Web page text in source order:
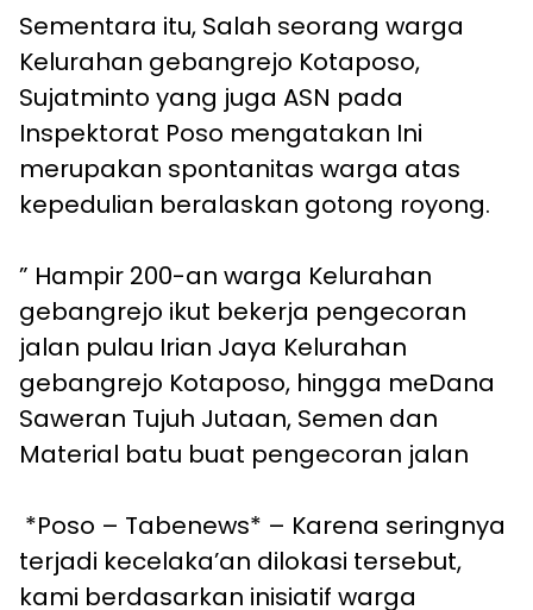
Sementara itu, Salah seorang warga
Kelurahan gebangrejo Kotaposo,
Sujatminto yang juga ASN pada
Inspektorat Poso mengatakan Ini
merupakan spontanitas warga atas
kepedulian beralaskan gotong royong.
” Hampir 200-an warga Kelurahan
gebangrejo ikut bekerja pengecoran
jalan pulau Irian Jaya Kelurahan
gebangrejo Kotaposo, hingga meDana
Saweran Tujuh Jutaan, Semen dan
Material batu buat pengecoran jalan
*Poso – Tabenews* – Karena seringnya
terjadi kecelaka’an dilokasi tersebut,
kami berdasarkan inisiatif warga